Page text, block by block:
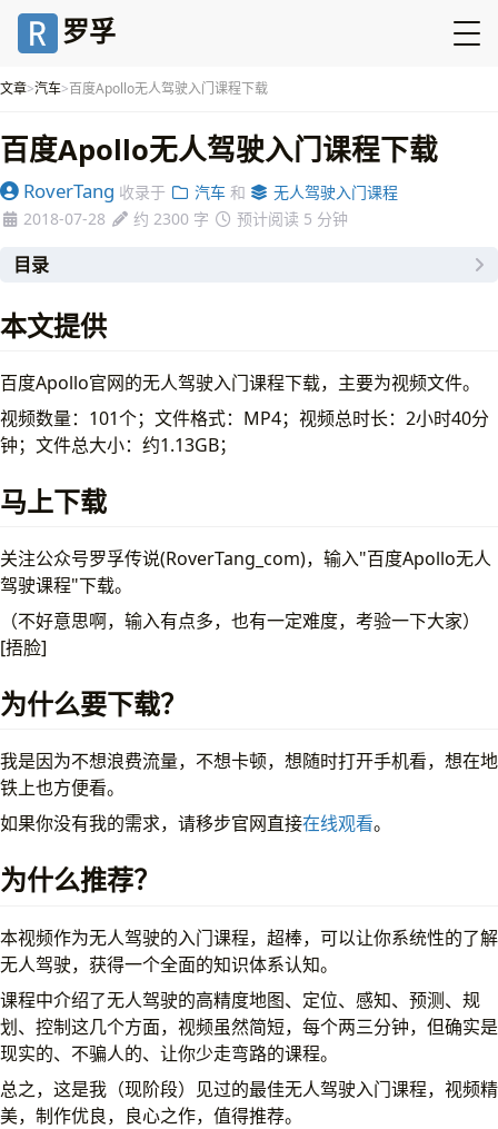
罗孚
文章 汽车 百度Apollo无人驾驶入门课程下载
百度Apollo无人驾驶入门课程下载
RoverTang 收录于 汽车和
无人驾驶入门课程
2018-07-28
约 2300 字 预计阅读 5 分钟
目录
马上下载
为什么推荐？
你们有什么目的？
我做了什么？
本文提供
百度Apollo官网的无人驾驶入门课程下载，主要为视频文件。
视频数量：101个；文件格式：MP4；视频总时长：2小时40分
钟；文件总大小：约1.13GB；
马上下载
关注公众号罗孚传说(RoverTang_com)，输入"百度Apollo无人
驾驶课程"下载。
（不好意思啊，输入有点多，也有一定难度，考验一下大家）
[捂脸]
为什么要下载？
我是因为不想浪费流量，不想卡顿，想随时打开手机看，想在地
铁上也方便看。
如果你没有我的需求，请移步官网直接在线观看。
为什么推荐？
本视频作为无人驾驶的入门课程，超棒，可以让你系统性的了解
无人驾驶，获得一个全面的知识体系认知。
课程中介绍了无人驾驶的高精度地图、定位、感知、预测、规
划、控制这几个方面，视频虽然简短，每个两三分钟，但确实是
现实的、不骗人的、让你少走弯路的课程。
总之，这是我（现阶段）见过的最佳无人驾驶入门课程，视频精
美，制作优良，良心之作，值得推荐。